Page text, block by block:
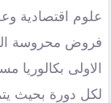
علوم اقتصادية
فروض محروسة
الاولى
لكل دورة بحيث